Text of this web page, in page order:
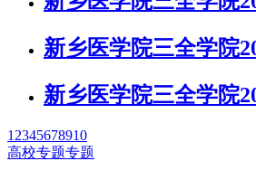
新乡医学院三全学院
新乡医学院三全学院
1 2345678910
高校专题专题